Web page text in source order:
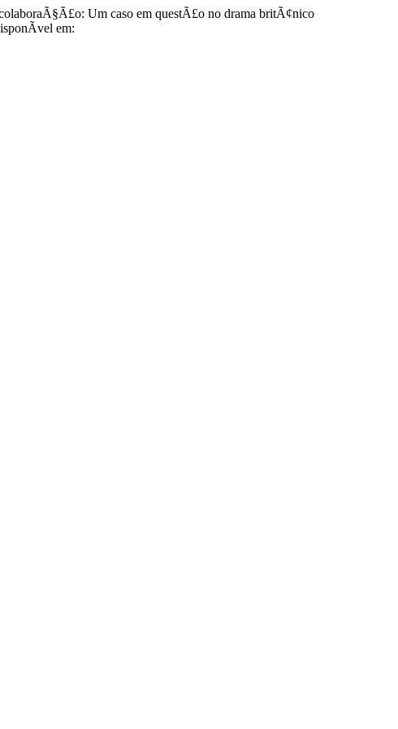
Um caso em questÃ£o no drama britÃ¢nico
em: